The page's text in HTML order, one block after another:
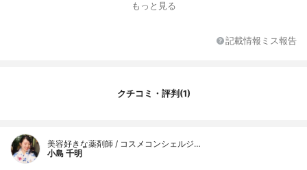
もっと見る
記載情報ミス報告
クチコミ・評判(1)
美容好きな薬剤師 / コスメコンシェルジ…
小島 千明